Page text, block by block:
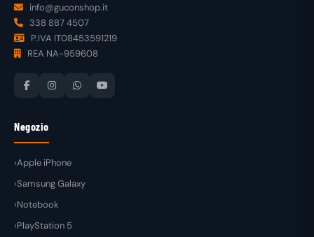
info@guconshop.it
338 887 4507
P.IVA IT08453591219
REA NA-959608
Negozio
Apple iPhone
Samsung Galaxy
Notebook
PlayStation 5